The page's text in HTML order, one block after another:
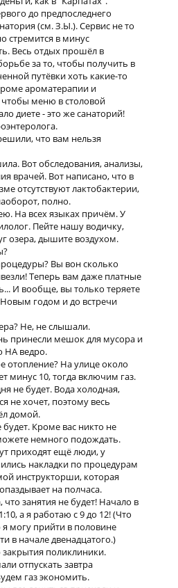
до предпоследнего
(см. З.Ы.). Сервис не то
стремится в минус
Весь отдых прошёл в
за то, чтобы получить в
путёвки хоть какие-то
ароматерапии и
меню в столовой
диете - это же санаторий!
что вам нельзя
Вот обследования, анализы,
врачей. Вот написано, что в
отсутствуют лактобактерии,
полно.
На всех языках причём. У
Пейте нашу водичку,
озера, дышите воздухом.
Вы вон сколько
Теперь вам даже платные
И вообще, вы только теряете
годом и до встречи
Не, не слышали.
принесли мешок для мусора и
НА ведро.
отопление? На улице около
минус 10, тогда включим газ.
не будет. Вода холодная,
не хочет, поэтому весь
домой.
Кроме вас никто не
немного подождать.
приходят ещё люди, у
накладки по процедурам
инструкторши, которая
на полчаса.
что занятия не будет! Начало в
а я работаю с 9 до 12! (Что
я могу прийти в половине
в начале двенадцатого.)
закрытия поликлиники.
отпускать завтра
газ экономить.